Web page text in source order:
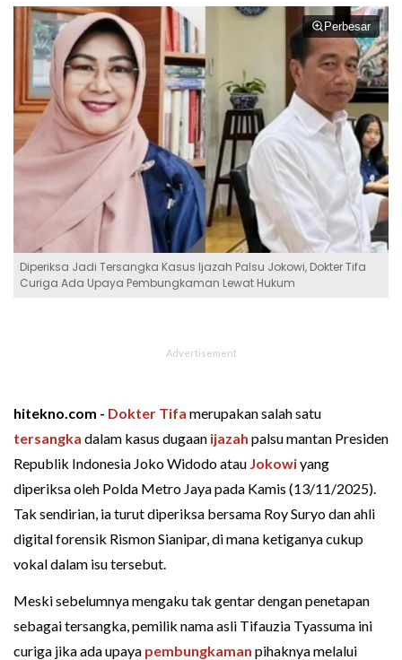
Perbesar
Diperiksa Jadi Tersangka Kasus Ijazah Palsu Jokowi, Dokter Tifa
Curiga Ada Upaya Pembungkaman Lewat Hukum
hitekno.com - Dokter Tifa merupakan salah satu
tersangka dalam kasus dugaan ijazah palsu mantan Presiden
Republik Indonesia Joko Widodo atau Jokowiyang
diperiksa oleh Polda Metro Jaya pada Kamis (13/11/2025).
Tak sendirian, ia turut diperiksa bersama Roy Suryo dan ahli
digital forensik Rismon Sianipar, di mana ketiganya cukup
vokal dalam isu tersebut.
Meski sebelumnya mengaku tak gentar dengan penetapan
sebagai tersangka, pemilik nama asli Tifauzia Tyassuma ini
curiga jika ada upaya pembungkaman pihaknya melalui